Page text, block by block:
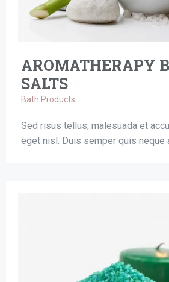
AROMATHERAPY
SALTS
Bath Products
Sed risus tellus, malesuada et
eget nisl. Duis semper quis neque